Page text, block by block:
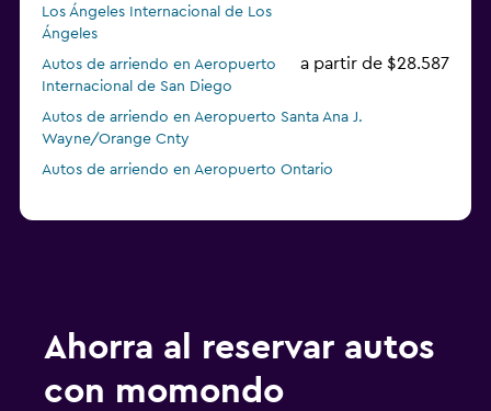
Los Ángeles Internacional de Los
Ángeles
Autos de arriendo en Aeropuerto
Internacional de San Diego
a partir de $28.587
Autos de arriendo en Aeropuerto Santa Ana J.
Wayne/Orange Cnty
Autos de arriendo en Aeropuerto Ontario
Ahorra al reservar autos
con momondo